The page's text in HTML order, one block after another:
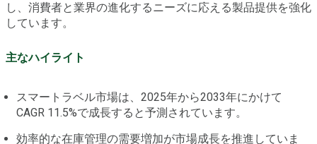
し、消費者と業界の進化するニーズに応える製品提供を強化
しています。
主なハイライト
スマートラベル市場は、2025年から2033年にかけて
CAGR 11.5%で成長すると予測されています。
効率的な在庫管理の需要増加が市場成長を推進していま